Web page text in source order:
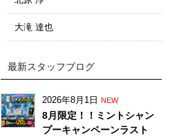
大滝 達也
最新スタッフブログ
2026年8月1日 NEW
8月限定！！ミントシャン
プーキャンペーンラスト